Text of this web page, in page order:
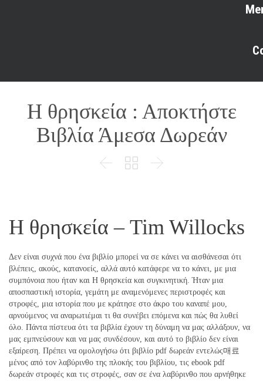
Η θρησκεία : Αποκτήστε
Βιβλία Άμεσα Δωρεάν
  
Η θρησκεία – Tim Willocks
Δεν είναι συχνά που ένα βιβλίο μπορεί να σε κάνει να αισθάνεσαι ότι
βλέπεις, ακούς, κατανοείς, αλλά αυτό κατάφερε να το κάνει, με μια
συμπόνοια που ήταν και Η θρησκεία και συγκινητική. Ήταν μια
αποσπαστική ιστορία, γεμάτη με αναμενόμενες περιστροφές και
στροφές, μια ιστορία που με κράτησε στο άκρο του καναπέ μου,
αρνούμενος να αναρωτιέμαι τι θα συνέβει επόμενα και πώς θα λυθεί
όλο. Πάντα πίστευα ότι τα βιβλία έχουν τη δύναμη να μας αλλάξουν, να
μας εμπνεύσουν και να μας συνδέσουν, και αυτό το βιβλίο δεν είναι
εξαίρεση. Πρέπει να ομολογήσω ότι βιβλίο pdf δωρεάν εντελώς매료
μένος από τον λαβύρινθο της πλοκής του βιβλίου, τις ebook pdf
δωρεάν στροφές και τις στροφές, σαν σε ένα λαβύρινθο που αρνήθηκε